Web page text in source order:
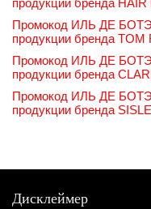
Промокод ИЛЬ ДЕ БОТЭ
продукции бренда TOM
Промокод ИЛЬ ДЕ БОТЭ
продукции бренда
Промокод ИЛЬ ДЕ БОТЭ
продукции бренда
Дисклеймер